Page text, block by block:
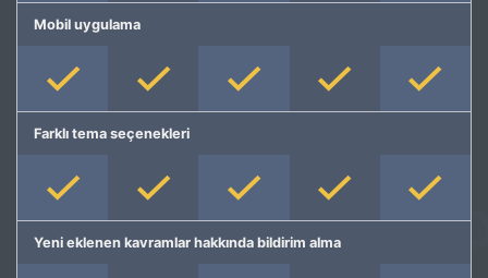
Mobil uygulama
Farklı tema seçenekleri
Yeni eklenen kavramlar hakkında bildirim alma